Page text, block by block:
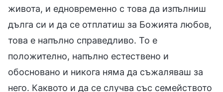
живота, и едновременно с това да изпълниш
дълга си и да се отплатиш за Божията любов,
това е напълно справедливо. То е
положително, напълно естествено и
обосновано и никога няма да съжаляваш за
него. Каквото и да се случва със семейството